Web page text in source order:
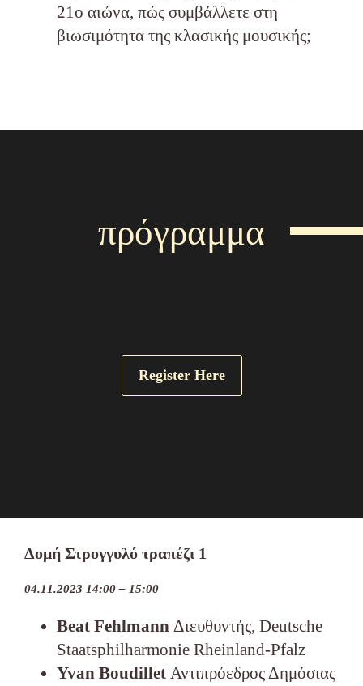
21ο αιώνα, πώς συμβάλλετε στη
βιωσιμότητα της κλασικής μουσικής;
πρόγραμμα
Register Here
Δομή Στρογγυλό τραπέζι 1
04.11.2023 14:00 – 15:00
Beat Fehlmann Διευθυντής, Deutsche
Staatsphilharmonie Rheinland-Pfalz
Yvan Boudillet Αντιπρόεδρος Δημόσιας